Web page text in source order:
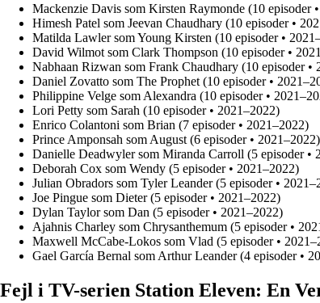
Mackenzie Davis som Kirsten Raymonde (10 episoder
Himesh Patel som Jeevan Chaudhary (10 episoder •
Matilda Lawler som Young Kirsten (10 episoder •
David Wilmot som Clark Thompson (10 episoder •
Nabhaan Rizwan som Frank Chaudhary (10 episoder •
Daniel Zovatto som The Prophet (10 episoder •
Philippine Velge som Alexandra (10 episoder •
Lori Petty som Sarah (10 episoder • 2021–2022)
Enrico Colantoni som Brian (7 episoder • 2021–2022)
Prince Amponsah som August (6 episoder • 2021–2022)
Danielle Deadwyler som Miranda Carroll (5 episoder •
Deborah Cox som Wendy (5 episoder • 2021–2022)
Julian Obradors som Tyler Leander (5 episoder •
Joe Pingue som Dieter (5 episoder • 2021–2022)
Dylan Taylor som Dan (5 episoder • 2021–2022)
Ajahnis Charley som Chrysanthemum (5 episoder •
Maxwell McCabe-Lokos som Vlad (5 episoder •
Gael García Bernal som Arthur Leander (4 episoder •
Fejl i TV-serien Station Eleven: En